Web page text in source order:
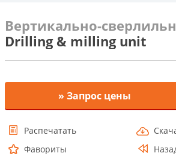
Вертикально-
Drilling & milling unit
» Запрос цены
Распечатать
Фавориты